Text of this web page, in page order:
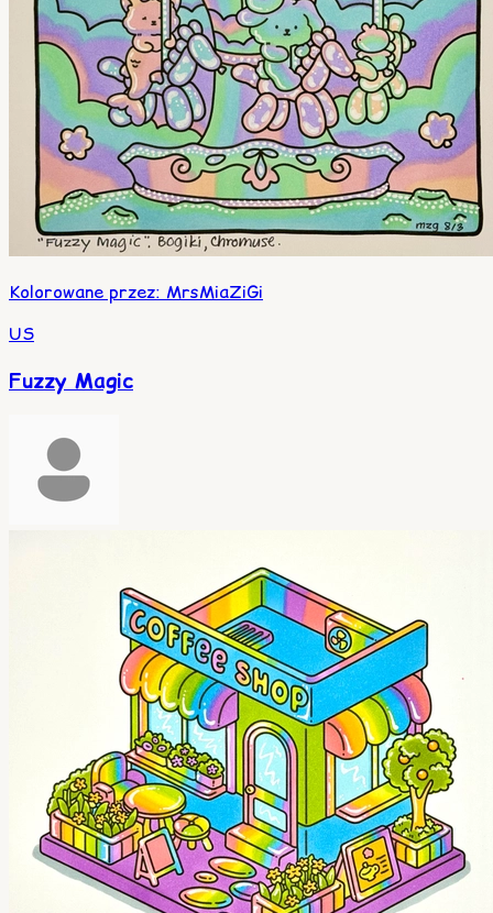
Kolorowane przez: MrsMiaZiGi
US
Fuzzy Magic